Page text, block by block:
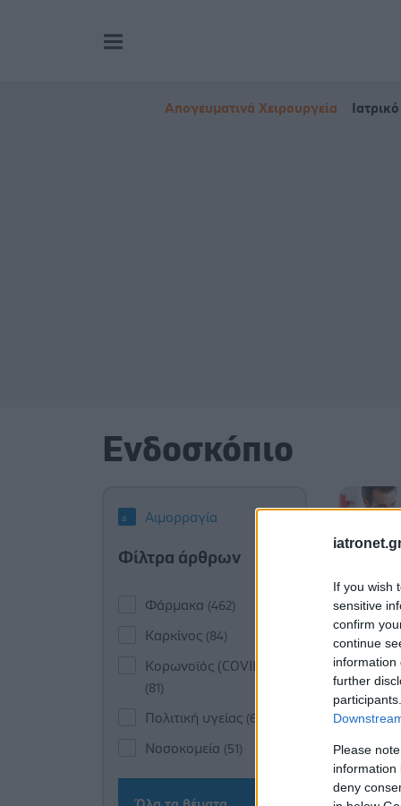
If you wish
sensitive
confirm
continue
information
further
Please
information
deny
Απογευματινά Χειρουργεία
Ενδοσκόπιο
Αιμορραγία
Φίλτρα άρθρων
Φάρμακα (462)
Καρκίνος (84)
Κορωνοϊός (COVID-19)
(81)
Πολιτική υγείας (60)
Νοσοκομεία (51)